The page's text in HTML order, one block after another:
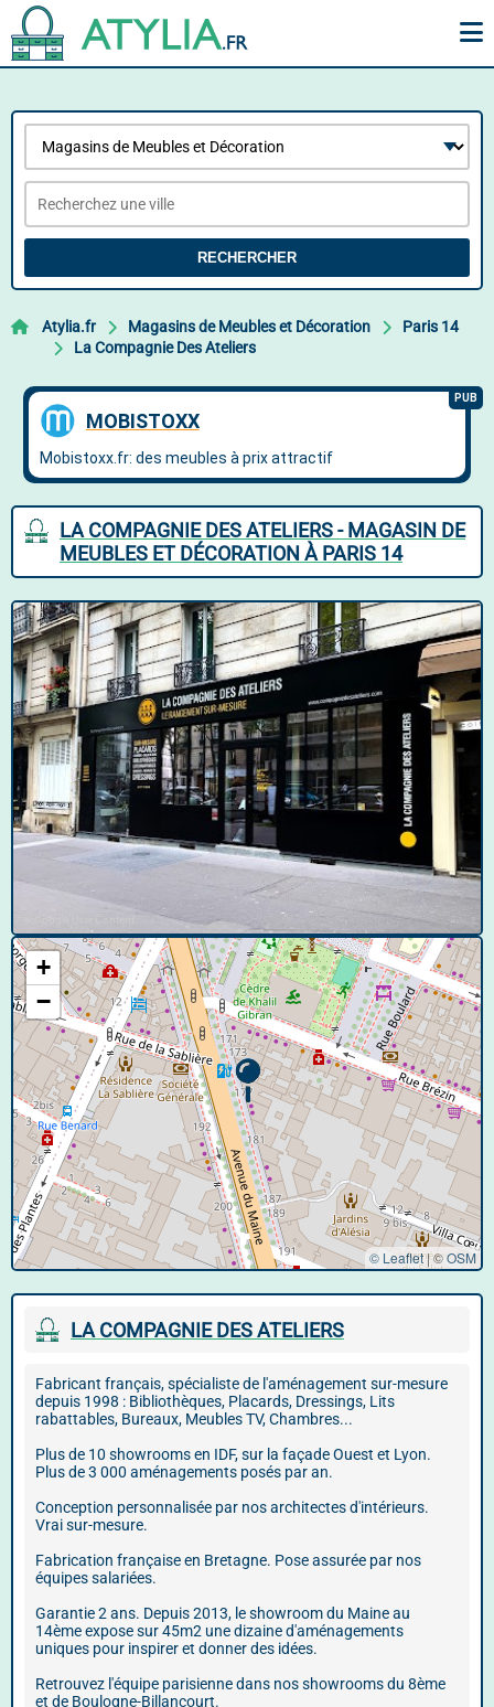
RECHERCHER
Atylia.fr Magasins de Meubles et Décoration
Paris 14
La Compagnie Des Ateliers
LA COMPAGNIE DES ATELIERS - MAGASIN DE
MEUBLES ET DÉCORATION À PARIS 14
+
−
© Leaflet |©OSM
LA COMPAGNIE DES ATELIERS
Fabricant français, spécialiste de l'aménagement sur-mesure
depuis 1998 : Bibliothèques, Placards, Dressings, Lits
rabattables, Bureaux, Meubles TV, Chambres...
Plus de 10 showrooms en IDF, sur la façade Ouest et Lyon.
Plus de 3 000 aménagements posés par an.
Conception personnalisée par nos architectes d'intérieurs.
Vrai sur-mesure.
Fabrication française en Bretagne. Pose assurée par nos
équipes salariées.
Garantie 2 ans. Depuis 2013, le showroom du Maine au
14ème expose sur 45m2 une dizaine d'aménagements
uniques pour inspirer et donner des idées.
Retrouvez l'équipe parisienne dans nos showrooms du 8ème
et de Boulogne-Billancourt.